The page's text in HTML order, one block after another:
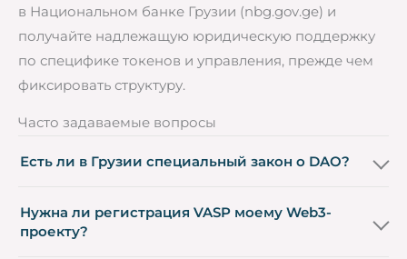
в Национальном банке Грузии (nbg.gov.ge) и
получайте надлежащую юридическую поддержку
по специфике токенов и управления, прежде чем
фиксировать структуру.
Часто задаваемые вопросы
Есть ли в Грузии специальный закон о DAO?
Нужна ли регистрация VASP моему Web3-
проекту?